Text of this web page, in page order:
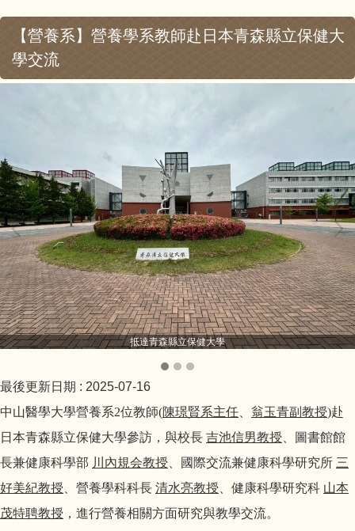
【營養系】營養學系教師赴日本青森縣立保健大
學交流
抵達青森縣立保健大學
最後更新日期 : 2025-07-16
中山醫學大學營養系2位教師(陳璟賢系主任 翁玉青副教授)赴
日本青森縣立保健大學參訪 ， 與校長 吉池信男教授 、圖書館館
長兼健康科學部 川內規会教授 、國際交流兼健康科學研究所 三
好美紀教授 、營養學科科長 清水亮教授 、健康科學研究科 山本
茂特聘教授 ，進行營養相關方面研究與教學交流。